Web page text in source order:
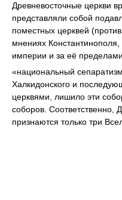
Древневосточные церкви
представляли собой
поместных церквей
мнениях
империи и за её
«национальный
Халкидонского и
церквями, лишило эти
соборов. Соответственно,
признаются только три